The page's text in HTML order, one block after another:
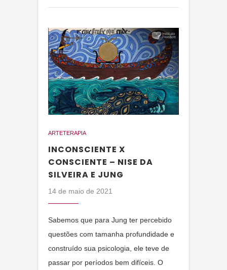
ARTETERAPIA
INCONSCIENTE X
CONSCIENTE – NISE DA
SILVEIRA E JUNG
14 de maio de 2021
Sabemos que para Jung ter percebido
questões com tamanha profundidade e
construído sua psicologia, ele teve de
passar por períodos bem difíceis. O